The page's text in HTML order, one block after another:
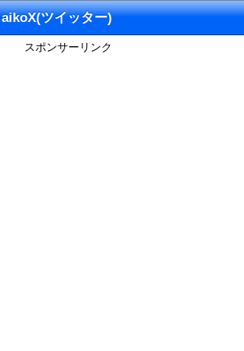
aikoX(ツイッター)
スポンサーリンク